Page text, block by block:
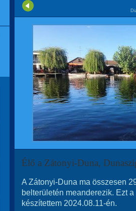
Élő a Zátonyi-Duna,
A Zátonyi-Duna ma összesen
belterületén meanderezik. Ezt
készítettem 2024.08.11-én.